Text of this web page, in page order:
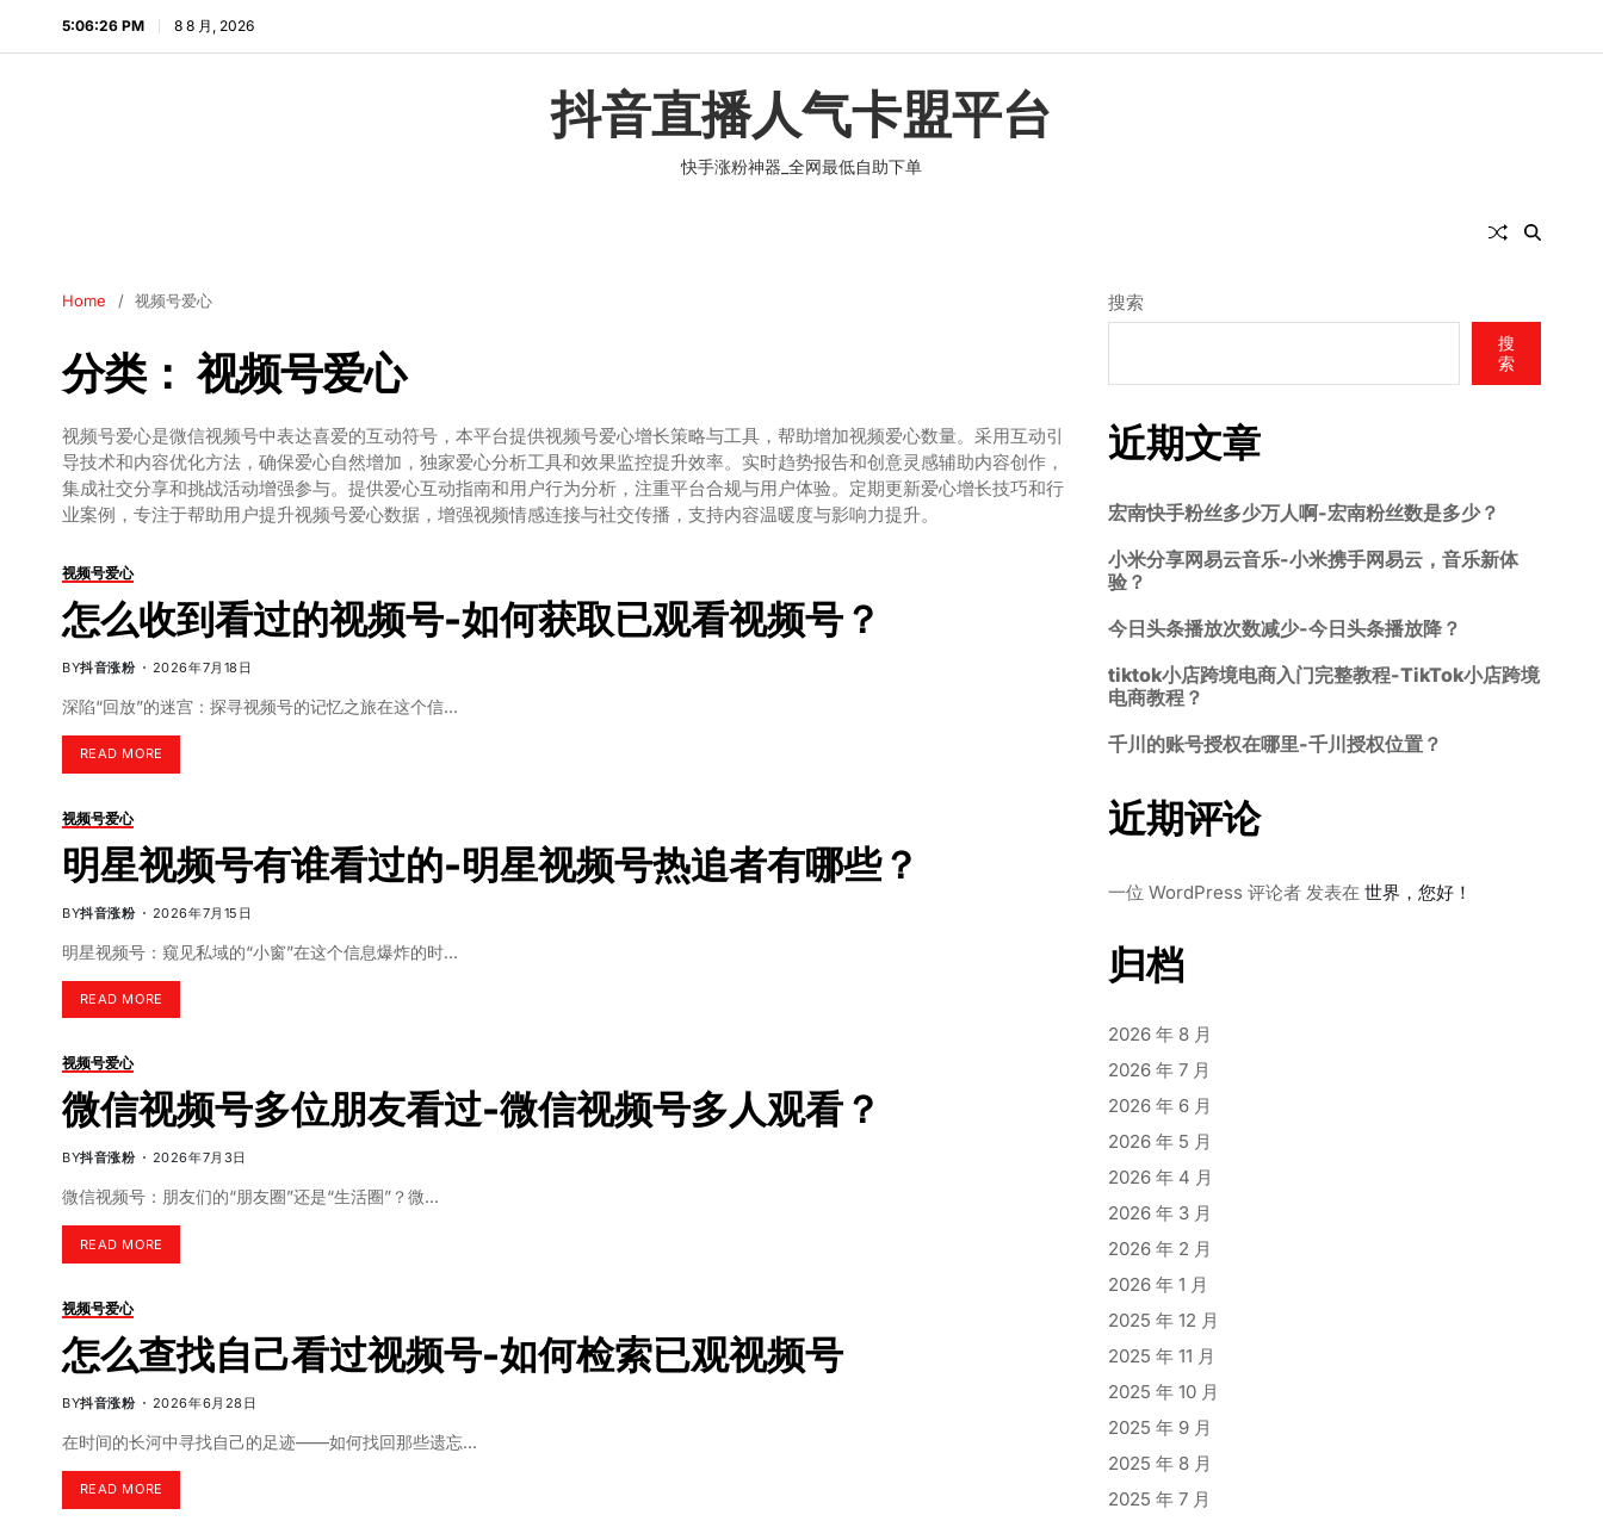
5:06:27 PM 8 8 月, 2026
抖音直播人气卡盟平台
快手涨粉神器_全网最低自助下单
Home 视频号爱心
分类：视频号爱心
视频号爱心是微信视频号中表达喜爱的互动符号，本平台提供视频号爱心增长策略与工具，帮助增加视频爱心数量。采用互动引
导技术和内容优化方法，确保爱心自然增加，独家爱心分析工具和效果监控提升效率。实时趋势报告和创意灵感辅助内容创作，
集成社交分享和挑战活动增强参与。提供爱心互动指南和用户行为分析，注重平台合规与用户体验。定期更新爱心增长技巧和行
业案例，专注于帮助用户提升视频号爱心数据，增强视频情感连接与社交传播，支持内容温暖度与影响力提升。
视频号爱心
怎么收到看过的视频号-如何获取已观看视频号？
BY抖音涨粉 2026年7月18日
深陷“回放”的迷宫：探寻视频号的记忆之旅在这个信…
READ MORE
视频号爱心
明星视频号有谁看过的-明星视频号热追者有哪些？
BY抖音涨粉 2026年7月15日
明星视频号：窥见私域的“小窗”在这个信息爆炸的时…
READ MORE
视频号爱心
微信视频号多位朋友看过-微信视频号多人观看？
BY抖音涨粉 2026年7月3日
微信视频号：朋友们的“朋友圈”还是“生活圈”？微…
READ MORE
视频号爱心
怎么查找自己看过视频号-如何检索已观视频号
BY抖音涨粉 2026年6月28日
在时间的长河中寻找自己的足迹——如何找回那些遗忘…
READ MORE
搜索
搜
索
近期文章
宏南快手粉丝多少万人啊-宏南粉丝数是多少？
小米分享网易云音乐-小米携手网易云，音乐新体
验？
今日头条播放次数减少-今日头条播放降？
tiktok小店跨境电商入门完整教程-TikTok小店跨境
电商教程？
千川的账号授权在哪里-千川授权位置？
近期评论
一位 WordPress 评论者 发表在 世界，您好！
归档
2026 年 8 月
2026 年 7 月
2026 年 6 月
2026 年 5 月
2026 年 4 月
2026 年 3 月
2026 年 2 月
2026 年 1 月
2025 年 12 月
2025 年 11 月
2025 年 10 月
2025 年 9 月
2025 年 8 月
2025 年 7 月